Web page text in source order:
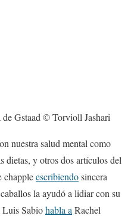
Gstaad © Torvioll Jashari
nuestra salud mental como
dietas, y otros dos artículos del
chappleescribiendosincera
la ayudó a lidiar con su
Luis Sabiohabla a Rachel